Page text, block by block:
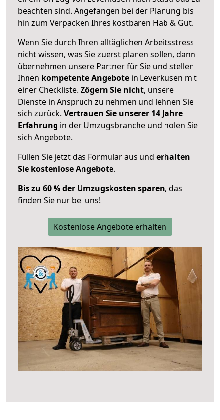
beachten sind. Angefangen bei der Planung bis
hin zum Verpacken Ihres kostbaren Hab & Gut.
Wenn Sie durch Ihren alltäglichen Arbeitsstress
nicht wissen, was Sie zuerst planen sollen, dann
übernehmen unsere Partner für Sie und stellen
Ihnen kompetente Angebote in Leverkusen mit
einer Checkliste. Zögern Sie nicht, unsere
Dienste in Anspruch zu nehmen und lehnen Sie
sich zurück. Vertrauen Sie unserer 14 Jahre
Erfahrung in der Umzugsbranche und holen Sie
sich Angebote.
Füllen Sie jetzt das Formular aus und erhalten
Sie kostenlose Angebote.
Bis zu 60 % der Umzugskosten sparen, das
finden Sie nur bei uns!
Kostenlose Angebote erhalten